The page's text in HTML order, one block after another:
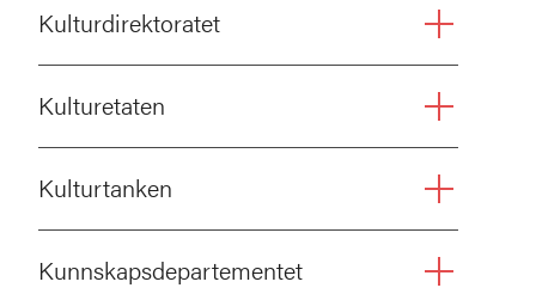
Kulturdirektoratet
Kulturetaten
Kulturtanken
Kunnskapsdepartementet